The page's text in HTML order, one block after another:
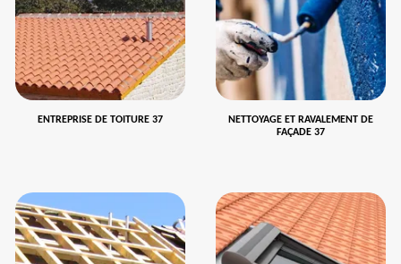
ENTREPRISE DE TOITURE 37
NETTOYAGE ET RAVALEMENT DE
FAÇADE 37